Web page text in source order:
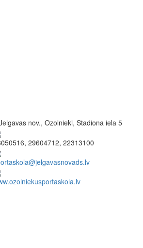
nov., Ozolnieki, Stadiona iela 5
29604712, 22313100